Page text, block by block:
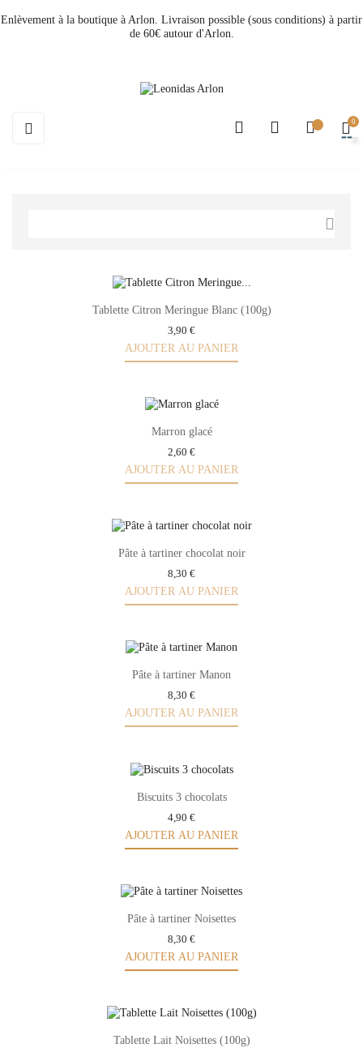
Enlèvement à la boutique à Arlon. Livraison possible (sous conditions) à partir
de 60€ autour d'Arlon.
Basculer
☰ 0

Tablette Citron Meringue Blanc (100g)
3,90 €
AJOUTER AU PANIER
Marron glacé
2,60 €
AJOUTER AU PANIER
Pâte à tartiner chocolat noir
8,30 €
AJOUTER AU PANIER
Pâte à tartiner Manon
8,30 €
AJOUTER AU PANIER
Biscuits 3 chocolats
4,90 €
AJOUTER AU PANIER
Pâte à tartiner Noisettes
8,30 €
AJOUTER AU PANIER
Tablette Lait Noisettes (100g)